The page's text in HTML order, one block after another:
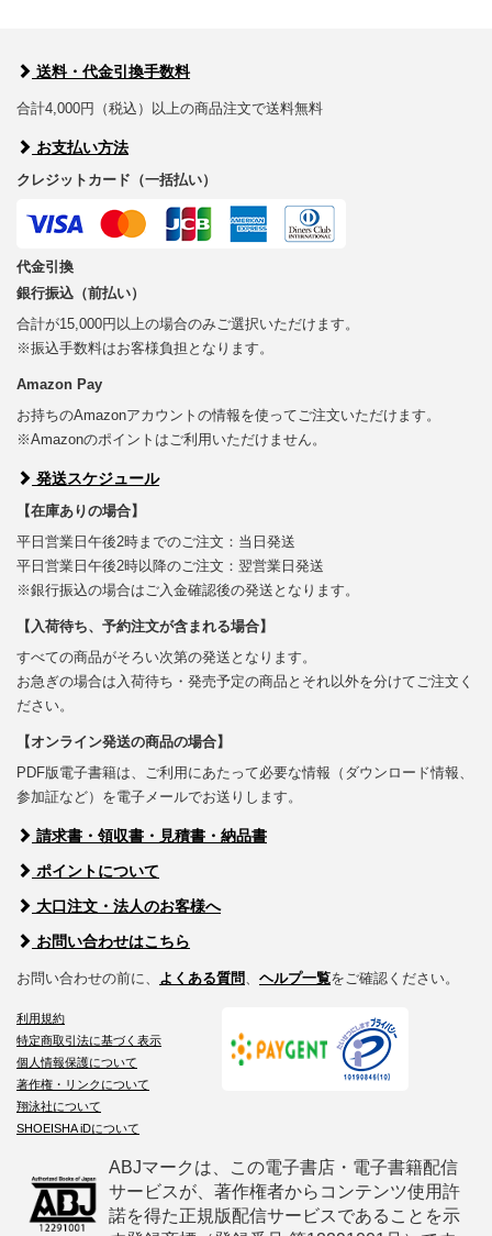
送料・代金引換手数料
合計4,000円（税込）以上の商品注文で送料無料
お支払い方法
クレジットカード（一括払い）
代金引換
銀行振込（前払い）
合計が15,000円以上の場合のみご選択いただけます。
※振込手数料はお客様負担となります。
Amazon Pay
お持ちのAmazonアカウントの情報を使ってご注文いただけます。
※Amazonのポイントはご利用いただけません。
発送スケジュール
【在庫ありの場合】
平日営業日午後2時までのご注文：当日発送
平日営業日午後2時以降のご注文：翌営業日発送
※銀行振込の場合はご入金確認後の発送となります。
【入荷待ち、予約注文が含まれる場合】
すべての商品がそろい次第の発送となります。
お急ぎの場合は入荷待ち・発売予定の商品とそれ以外を分けてご注文く
ださい。
【オンライン発送の商品の場合】
PDF版電子書籍は、ご利用にあたって必要な情報（ダウンロード情報、
参加証など）を電子メールでお送りします。
請求書・領収書・見積書・納品書
ポイントについて
大口注文・法人のお客様へ
お問い合わせはこちら
お問い合わせの前に、 よくある質問、 ヘルプ一覧をご確認ください。
利用規約
特定商取引法に基づく表示
個人情報保護について
著作権・リンクについて
翔泳社について
SHOEISHA iDについて
ABJマークは、この電子書店・電子書籍配信
サービスが、著作権者からコンテンツ使用許
諾を得た正規版配信サービスであることを示